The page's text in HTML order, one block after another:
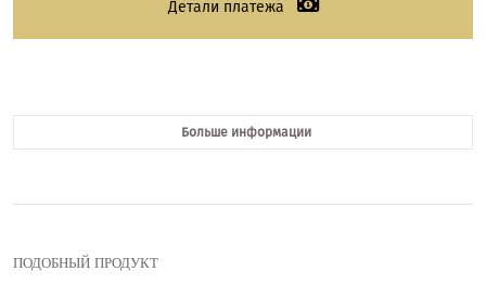
Детали платежа
Больше информации
ПОДОБНЫЙ ПРОДУКТ